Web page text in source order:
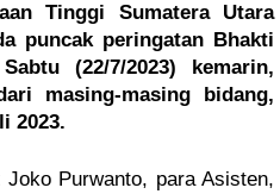
Tinggi Sumatera Utara
puncak peringatan Bhakti
(22/7/2023) kemarin,
masing-masing bidang,
2023.
Purwanto, para Asisten,